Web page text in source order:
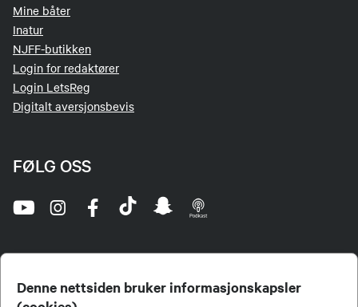
Denne nettsiden bruker informasjonskapsler
Mine båter
Inatur
NJFF-butikken
Login for redaktører
Login LetsReg
Digitalt aversjonsbevis
FØLG OSS